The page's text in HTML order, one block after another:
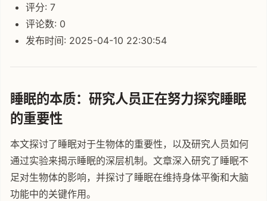
评分: 7
评论数: 0
发布时间: 2025-04-10 22:30:54
睡眠的本质：研究人员正在努力探究睡眠
的重要性
本文探讨了睡眠对于生物体的重要性，以及研究人员如何
通过实验来揭示睡眠的深层机制。文章深入研究了睡眠不
足对生物体的影响，并探讨了睡眠在维持身体平衡和大脑
功能中的关键作用。